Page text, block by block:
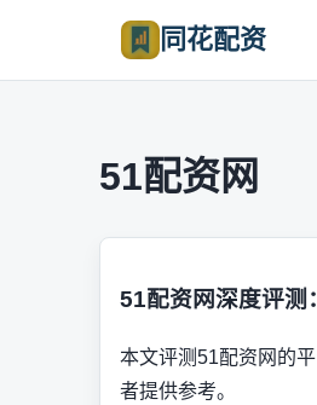
同花配资
51配资网
51配资网深度评测
本文评测51配资网的
者提供参考。